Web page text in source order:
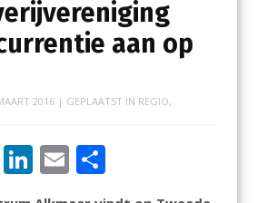
aan op
2016| GEPLAATST IN REGIO,
Li
n
E D
el